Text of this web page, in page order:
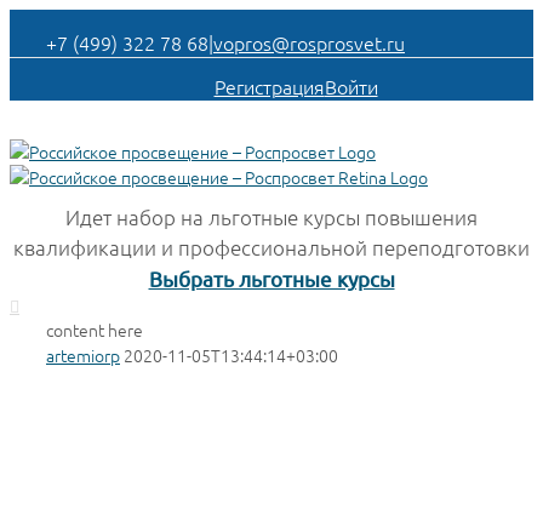
+7 (499) 322 78 68|vopros@rosprosvet.ru
РегистрацияВойти
Идет набор на льготные курсы повышения
квалификации и профессиональной переподготовки
Выбрать льготные курсы
content here
artemiorp 2020-11-05T13:44:14+03:00